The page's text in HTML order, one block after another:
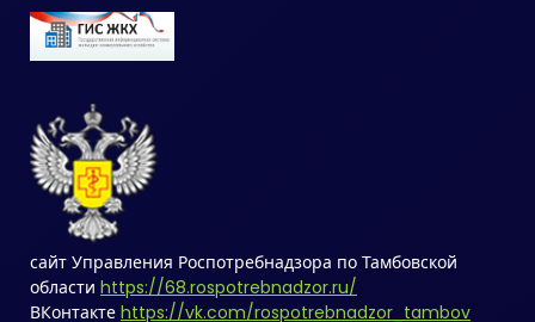
сайт Управления Роспотребнадзора по Тамбовской
области https://68.rospotrebnadzor.ru/
ВКонтакте https://vk.com/rospotrebnadzor_tambov